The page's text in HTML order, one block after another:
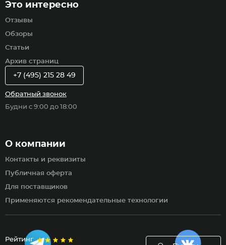
Рейтинг
Это интересно
Отзывы
Обзоры
Статьи
Архив страниц
О компании
Контакты и реквизиты
Публичная оферта
Для поставщиков
Применяются рекомендательные технологии
+7 (495) 215 28 49
Обратный звонок
Будни с 9:00 до 18:00